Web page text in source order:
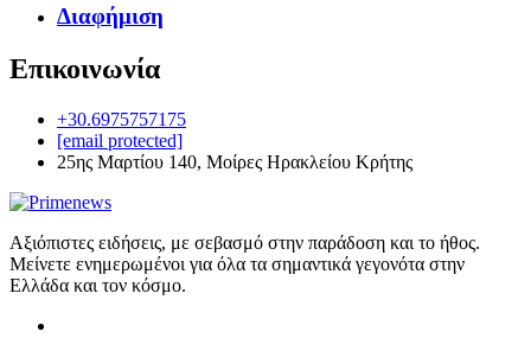
Διαφήμιση
Επικοινωνία
+30.6975757175
[email protected]
25ης Μαρτίου 140, Μοίρες Ηρακλείου Κρήτης
Αξιόπιστες ειδήσεις, με σεβασμό στην παράδοση και το ήθος.
Μείνετε ενημερωμένοι για όλα τα σημαντικά γεγονότα στην
Ελλάδα και τον κόσμο.